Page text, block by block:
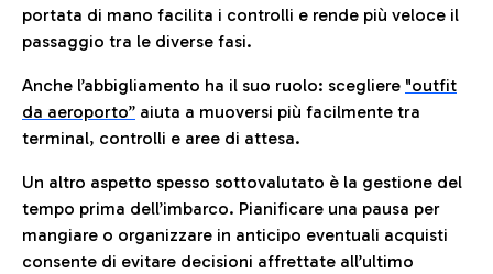
portata di mano facilita i controlli e rende più veloce il
passaggio tra le diverse fasi.
Anche l’abbigliamento ha il suo ruolo: scegliere "outfit
da aeroporto” aiuta a muoversi più facilmente tra
terminal, controlli e aree di attesa.
Un altro aspetto spesso sottovalutato è la gestione del
tempo prima dell’imbarco. Pianificare una pausa per
mangiare o organizzare in anticipo eventuali acquisti
consente di evitare decisioni affrettate all’ultimo